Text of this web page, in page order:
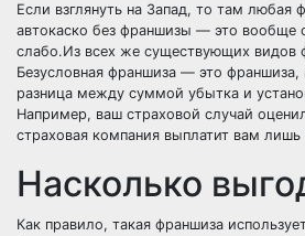
Если взглянуть на Запад, то там любая
автокаско без франшизы — это вообще
слабо.Из всех же существующих видов
Безусловная франшиза — это франшиза,
разница между суммой убытка и
Например, ваш страховой случай
страховая компания выплатит вам
Насколько
Как правило, такая франшиза